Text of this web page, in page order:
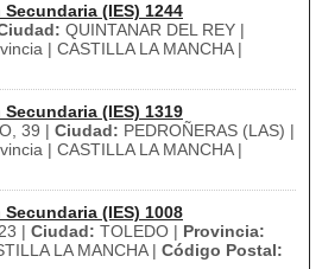
(IES) 1244
QUINTANAR DEL REY |
| CASTILLA LA MANCHA |
(IES) 1319
39 | Ciudad: PEDROÑERAS (LAS) |
| CASTILLA LA MANCHA |
(IES) 1008
| Ciudad: TOLEDO | Provincia:
LA MANCHA | Código Postal: